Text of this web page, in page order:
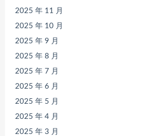
2025 年 11 月
2025 年 10 月
2025 年 9 月
2025 年 8 月
2025 年 7 月
2025 年 6 月
2025 年 5 月
2025 年 4 月
2025 年 3 月